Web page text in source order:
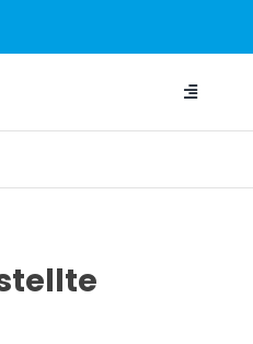
Toggle